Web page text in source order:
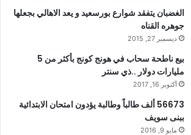
الغضبان يتفقد شوارع بورسعيد و يعد الاهالي بجعلها
جوهره القناه
ديسمبر 27, 2015
بيع ناطحة سحاب في هونج كونج بأكثر من 5
مليارات دولار ..ذي سنتر
أكتوبر 16, 2017
56673 ألف طالباً وطالبة يؤدون امتحان الابتدائية
ببنى سويف
مايو 9, 2016